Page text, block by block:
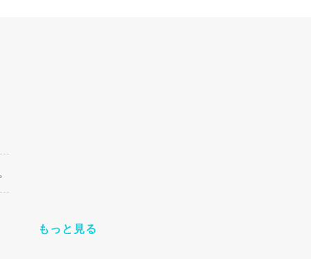
もっと見る